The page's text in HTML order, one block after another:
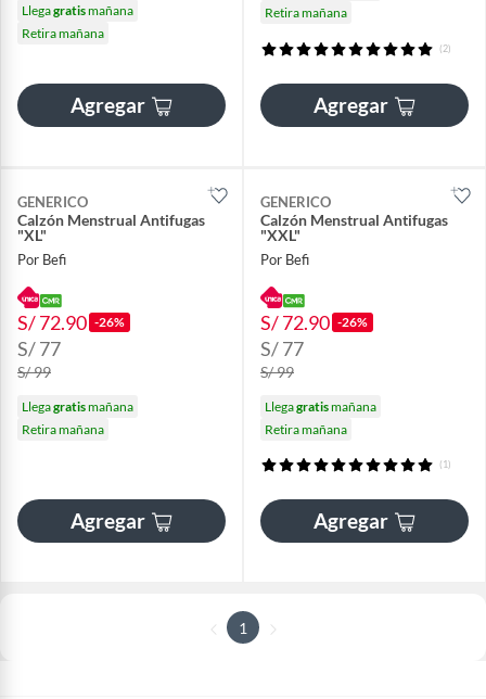
Llegagratismañana
Retira mañana
Agregar
Retira mañana
(2)
Agregar
GENERICO
Calzón Menstrual Antifugas
"XL"
Por Befi
S/ 72.90 -26%
S/ 77
S/ 99
Llegagratismañana
Retira mañana
Agregar
GENERICO
Calzón Menstrual Antifugas
"XXL"
Por Befi
S/ 72.90 -26%
S/ 77
S/ 99
Llegagratismañana
Retira mañana
(1)
Agregar
1